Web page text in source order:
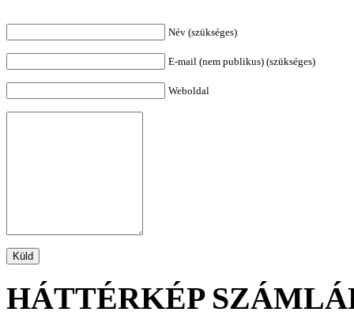
Név (szükséges)
E-mail (nem publikus) (szükséges)
Weboldal
HÁTTÉRKÉP